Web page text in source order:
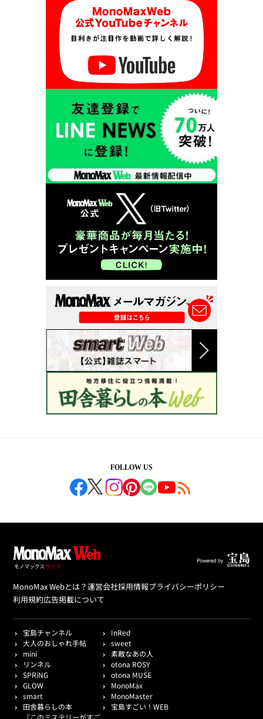
FOLLOW US
MonoMax Webとは？運営会社採用情報プライバシーポリシー
利用規約広告掲載について
宝島チャンネル
InRed
大人のおしゃれ手帖
sweet
mini
素敵なあの人
リンネル
otona ROSY
SPRiNG
otona MUSE
GLOW
MonoMax
smart
MonoMaster
田舎暮らしの本
宝島すごい！WEB
『このミステリーがすご